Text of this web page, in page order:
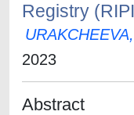
Registry
2023
Abstract